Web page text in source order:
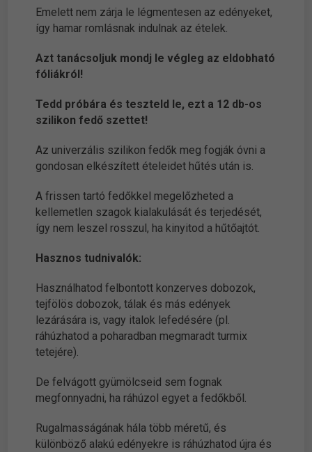
Emelett nem zárja le légmentesen az edényeket,
így hamar romlásnak indulnak az ételek.
Azt tanácsoljuk mondj le végleg az eldobható
fóliákról!
Tedd próbára és teszteld le, ezt a 12 db-os
szilikon fedő szettet!
Az univerzális szilikon fedők meg fogják óvni a
gondosan elkészített ételeidet hűtés után is.
A frissen tartó fedőkkel megelőzheted a
kellemetlen szagok kialakulását és terjedését,
így nem leszel rosszul, ha kinyitod a hűtőajtót.
Hasznos tudnivalók:
Használhatod felbontott konzerves dobozok,
tejfölös dobozok, tálak és más edények
lezárására is, vagy italok lefedésére (pl.
ráhúzhatod a poharadban megmaradt turmix
tetejére).
De felvágott gyümölcseid sem fognak
megfonnyadni, ha ráhúzol egyet a fedőkből.
Rugalmasságának hála több méretű, és
különböző alakú edényekre is ráhúzhatod újra és